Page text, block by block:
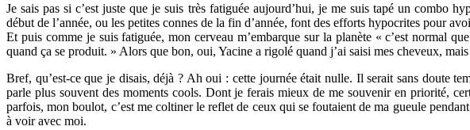
Je sais pas si c’est juste que je suis très fatiguée aujourd’hui, je me suis tapé un combo
début de l’année, ou les petites connes de la fin d’année, font des efforts hypocrites pour
Et puis comme je suis fatiguée, mon cerveau m’embarque sur la planète « c’est normal
quand ça se produit. » Alors que bon, oui, Yacine a rigolé quand j’ai saisi mes cheveux,
Bref, qu’est-ce que je disais, déjà ? Ah oui : cette journée était nulle. Il serait sans doute
parle plus souvent des moments cools. Dont je ferais mieux de me souvenir en priorité,
parfois, mon boulot, c’est me coltiner le reflet de ceux qui se foutaient de ma gueule
à voir avec moi.